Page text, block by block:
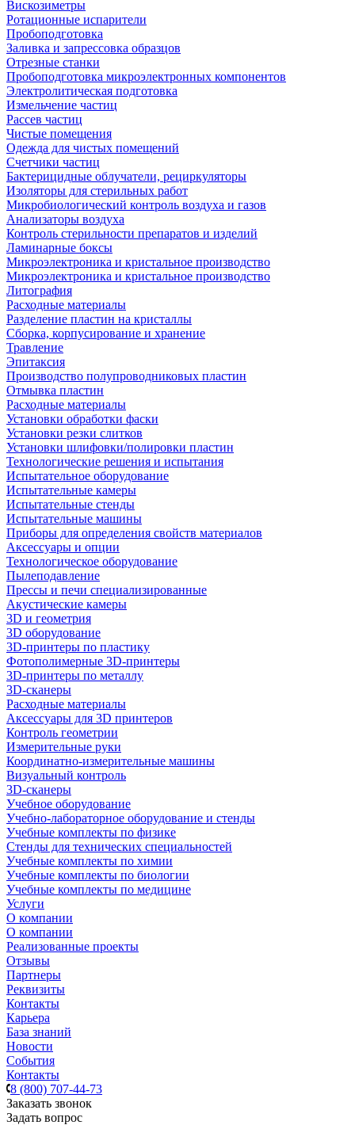
Вискозиметры
Ротационные испарители
Пробоподготовка
Заливка и запрессовка образцов
Отрезные станки
Пробоподготовка микроэлектронных компонентов
Электролитическая подготовка
Измельчение частиц
Рассев частиц
Чистые помещения
Одежда для чистых помещений
Счетчики частиц
Бактерицидные облучатели, рециркуляторы
Изоляторы для стерильных работ
Микробиологический контроль воздуха и газов
Анализаторы воздуха
Контроль стерильности препаратов и изделий
Ламинарные боксы
Микроэлектроника и кристальное производство
Микроэлектроника и кристальное производство
Литография
Расходные материалы
Разделение пластин на кристаллы
Сборка, корпусирование и хранение
Травление
Эпитаксия
Производство полупроводниковых пластин
Отмывка пластин
Расходные материалы
Установки обработки фаски
Установки резки слитков
Установки шлифовки/полировки пластин
Технологические решения и испытания
Испытательное оборудование
Испытательные камеры
Испытательные стенды
Испытательные машины
Приборы для определения свойств материалов
Аксессуары и опции
Технологическое оборудование
Пылеподавление
Прессы и печи специализированные
Акустические камеры
3D и геометрия
3D оборудование
3D-принтеры по пластику
Фотополимерные 3D-принтеры
3D-принтеры по металлу
3D-сканеры
Расходные материалы
Аксессуары для 3D принтеров
Контроль геометрии
Измерительные руки
Координатно-измерительные машины
Визуальный контроль
3D-сканеры
Учебное оборудование
Учебно-лабораторное оборудование и стенды
Учебные комплекты по физике
Стенды для технических специальностей
Учебные комплекты по химии
Учебные комплекты по биологии
Учебные комплекты по медицине
Услуги
О компании
О компании
Реализованные проекты
Отзывы
Партнеры
Реквизиты
Контакты
Карьера
База знаний
Новости
События
Контакты
8 (800) 707-44-73
Заказать звонок
Задать вопрос